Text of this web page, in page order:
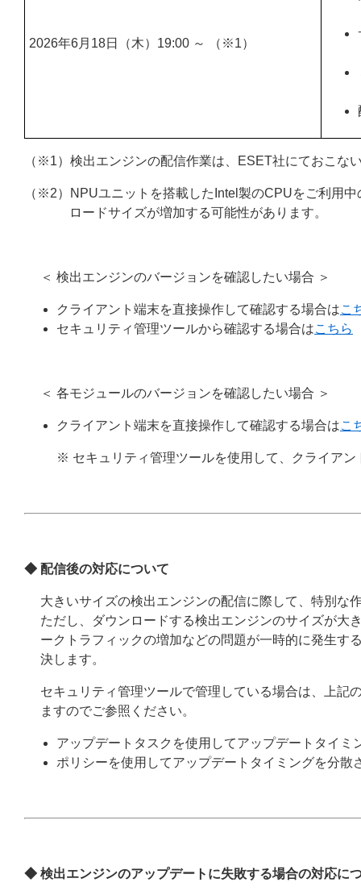
2026年6月18日（木）19:00 ～ （※1）
（※1）検出エンジンの配信作業は、ESET社にておこな
（※2）NPUユニットを搭載したIntel製のCPUをご利用
ロードサイズが増加する可能性があります。
＜ 検出エンジンのバージョンを確認したい場合 ＞
クライアント端末を直接操作して確認する場合はこ
セキュリティ管理ツールから確認する場合はこちら
＜ 各モジュールのバージョンを確認したい場合 ＞
クライアント端末を直接操作して確認する場合はこ
※ セキュリティ管理ツールを使用して、クライア
◆ 配信後の対応について
大きいサイズの検出エンジンの配信に際して、特別な
ただし、ダウンロードする検出エンジンのサイズが大
ークトラフィックの増加などの問題が一時的に発生す
決します。
セキュリティ管理ツールで管理している場合は、上記
ますのでご参照ください。
アップデートタスクを使用してアップデートタイミ
ポリシーを使用してアップデートタイミングを分散
◆ 検出エンジンのアップデートに失敗する場合の対応に